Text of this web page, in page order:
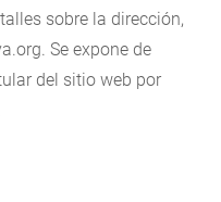
sobre la dirección,
Se expone de
del sitio web por